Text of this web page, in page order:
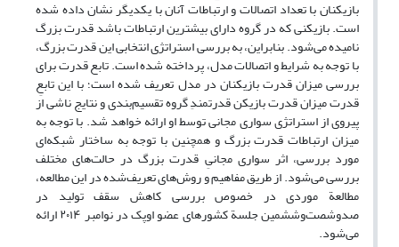
بازیکنان با تعداد اتصالات و ارتباطات آنان با یکدیگر نشان داده شده
است. بازیکنی که در گروه دارای بیشترین ارتباطات باشد قدرت بزرگ
نامیده می‌شود. بنابراین، به بررسی استراتژی انتخابی این قدرت بزرگ،
با توجه به شرایط و اتصالات مدل، پرداخته ‌شده است. تابع قدرت برای
بررسی میزان قدرت بازیکنان در مدل تعریف ‌شده است؛ با این تابعِ
قدرت میزان قدرت بازیکن قدرتمندِ گروه تقسیم‌بندی و نتایج ناشی از
پیروی از استراتژی سواری مجانی توسط او ارائه خواهد شد. با توجه به
میزان ارتباطات قدرت بزرگ و همچنین با توجه به ساختار شبکه‌ای
مورد بررسی، اثر سواری مجانیِ قدرت بزرگ در حالت‌های مختلف
بررسی می‌شود. از طریق مفاهیم و روش‌های تعریف‌شده در این مطالعه،
مطالعة موردی در خصوص بررسی کاهش سقف تولید در
صدوشصت‌وششمین جلسة کشورهای عضو اوپک در نوامبر ۲۰۱۴ ارائه
می‌‌شود.